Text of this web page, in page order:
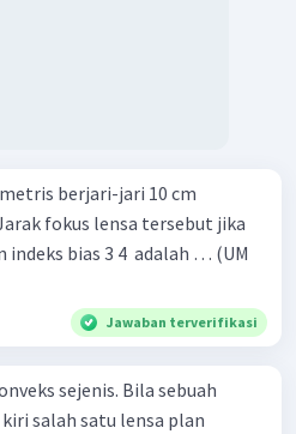
berjari-jari 10 cm
fokus lensa tersebut jika
bias 3 4 ​ adalah … (UM
Jawaban terverifikasi
sejenis. Bila sebuah
salah satu lensa plan